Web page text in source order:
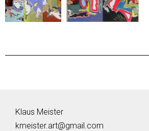
Klaus Meister
kmeister.art@gmail.com